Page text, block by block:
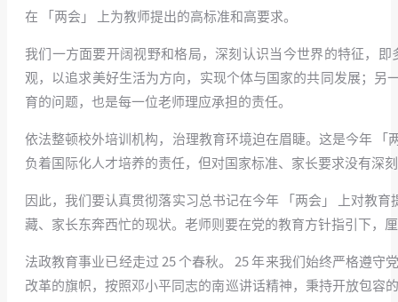
在 「两会」 上为教师提出的高标准和高要求。
我们一方面要开阔视野和格局，深刻认识当今世界的特征，
观，以追求美好生活为方向，实现个体与国家的共同发展；
育的问题，也是每一位老师理应承担的责任。
依法整顿校外培训机构，治理教育环境迫在眉睫。这是今年
负着国际化人才培养的责任，但对国家标准、家长要求没有深
因此，我们要认真贯彻落实习总书记在今年 「两会」 上对教
藏、家长东奔西忙的现状。老师则要在党的教育方针指引下，
法政教育事业已经走过 25 个春秋。 25 年来我们始终严格遵
改革的旗帜，按照邓小平同志的南巡讲话精神，秉持开放包容